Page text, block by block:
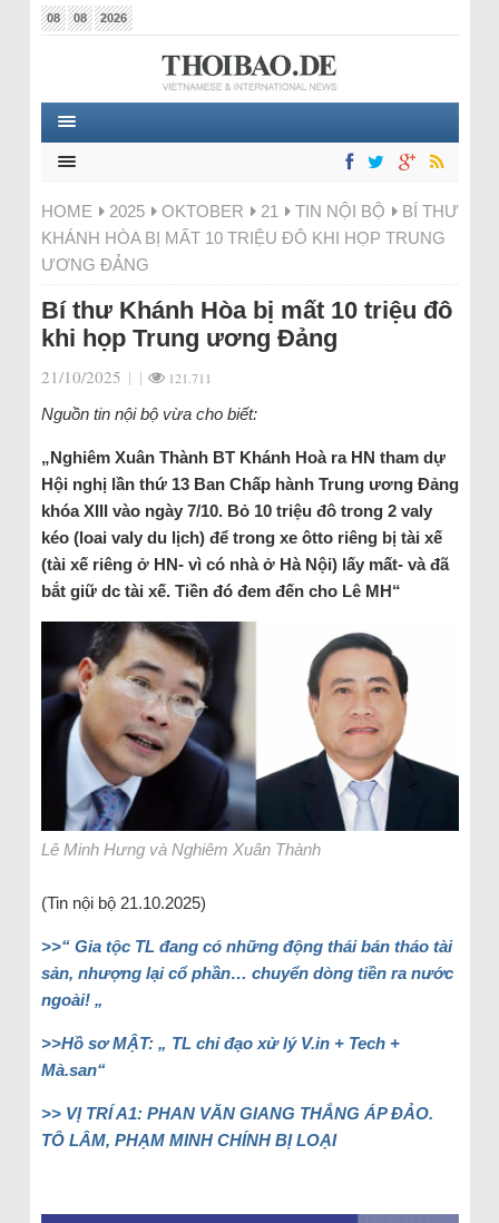
08 08 2026
HOME 2025 OKTOBER 21 TIN NỘI BỘ
BÍ THƯ
KHÁNH HÒA BỊ MẤT 10 TRIỆU ĐÔ KHI HỌP TRUNG
ƯƠNG ĐẢNG
Bí thư Khánh Hòa bị mất 10 triệu đô
khi họp Trung ương Đảng
21/10/2025 | | 121.711
Nguồn tin nội bộ vừa cho biết:
„Nghiêm Xuân Thành BT Khánh Hoà ra HN tham dự
Hội nghị lần thứ 13 Ban Chấp hành Trung ương Đảng
khóa XIII vào ngày 7/10. Bỏ 10 triệu đô trong 2 valy
kéo (loai valy du lịch) để trong xe ôtto riêng bị tài xế
(tài xế riêng ở HN- vì có nhà ở Hà Nội) lấy mất- và đã
bắt giữ dc tài xế. Tiền đó đem đến cho Lê MH“
Lê Minh Hưng và Nghiêm Xuân Thành
(Tin nội bộ 21.10.2025)
>>“ Gia tộc TL đang có những động thái bán tháo tài
sản, nhượng lại cổ phần… chuyển dòng tiền ra nước
ngoài! „
>>Hồ sơ MẬT: „ TL chỉ đạo xử lý V.in + Tech +
Mà.san“
>> VỊ TRÍ A1: PHAN VĂN GIANG THẮNG ÁP ĐẢO.
TÔ LÂM, PHẠM MINH CHÍNH BỊ LOẠI